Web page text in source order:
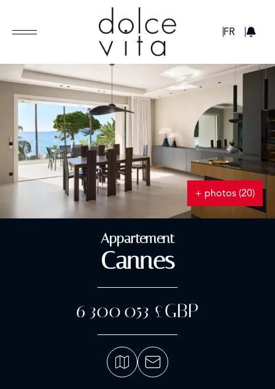
FR
+ photos (20)
Appartement
Cannes
6 300 053 £GBP